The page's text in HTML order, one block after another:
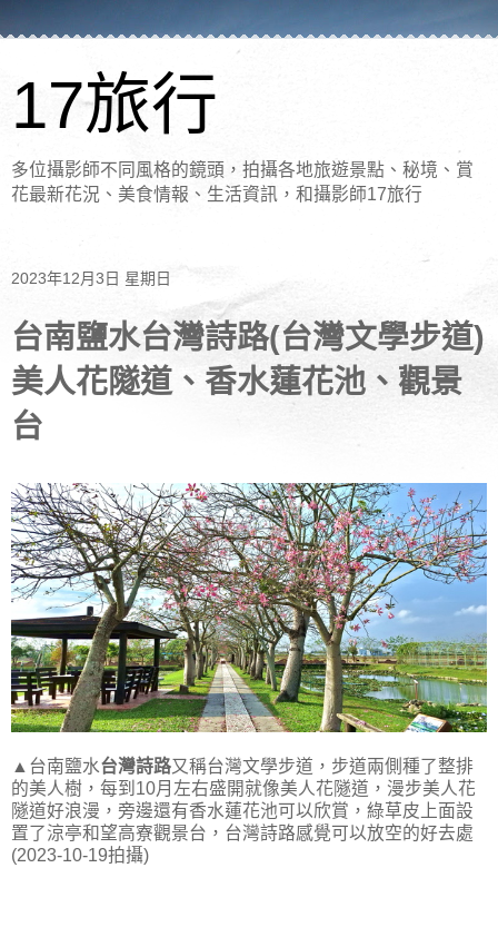
17旅行
多位攝影師不同風格的鏡頭，拍攝各地旅遊景點、秘境、賞
花最新花況、美食情報、生活資訊，和攝影師17旅行
2023年12月3日 星期日
台南鹽水台灣詩路(台灣文學步道)
美人花隧道、香水蓮花池、觀景
台
▲台南鹽水台灣詩路又稱台灣文學步道，步道兩側種了整排
的美人樹，每到10月左右盛開就像美人花隧道，漫步美人花
隧道好浪漫，旁邊還有香水蓮花池可以欣賞，綠草皮上面設
置了涼亭和望高寮觀景台，台灣詩路感覺可以放空的好去處
(2023-10-19拍攝)